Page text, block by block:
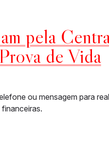
pela
de Vida
ou mensagem para